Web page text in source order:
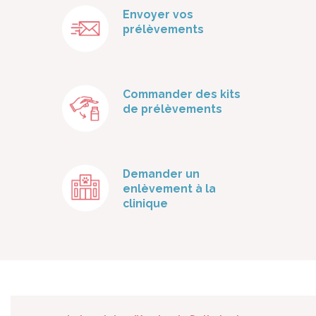
Envoyer vos
prélèvements
Commander des kits
de prélèvements
Demander un
enlèvement à la
clinique